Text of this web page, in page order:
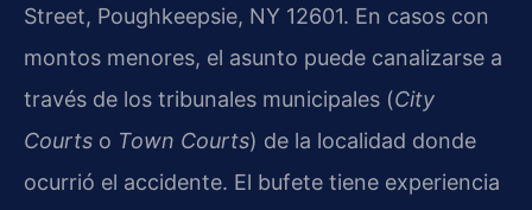
Street, Poughkeepsie, NY 12601. En casos con
montos menores, el asunto puede canalizarse a
través de los tribunales municipales (City
Courts o Town Courts) de la localidad donde
ocurrió el accidente. El bufete tiene experiencia